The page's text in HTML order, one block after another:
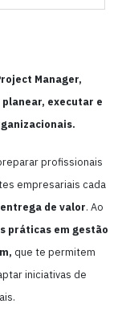
Manager,
executar e
profissionais
empresariais cada
entrega de valor. Ao
práticas em gestão
que te permitem
iniciativas de